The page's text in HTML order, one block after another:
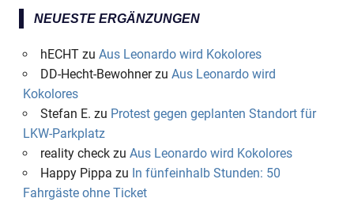
NEUESTE ERGÄNZUNGEN
hECHTzu Aus Leonardo wird Kokolores
DD-Hecht-Bewohnerzu Aus Leonardo wird
Kokolores
Stefan E. zu Protest gegen geplanten Standort für
LKW-Parkplatz
reality checkzu Aus Leonardo wird Kokolores
Happy Pippa zu In fünfeinhalb Stunden: 50
Fahrgäste ohne Ticket